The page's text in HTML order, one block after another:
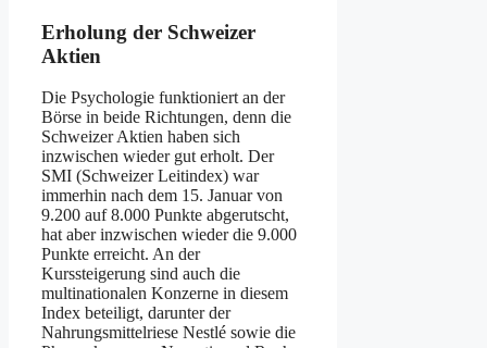
Erholung der Schweizer
Aktien
Die Psychologie funktioniert an der
Börse in beide Richtungen, denn die
Schweizer Aktien haben sich
inzwischen wieder gut erholt. Der
SMI (Schweizer Leitindex) war
immerhin nach dem 15. Januar von
9.200 auf 8.000 Punkte abgerutscht,
hat aber inzwischen wieder die 9.000
Punkte erreicht. An der
Kurssteigerung sind auch die
multinationalen Konzerne in diesem
Index beteiligt, darunter der
Nahrungsmittelriese Nestlé sowie die